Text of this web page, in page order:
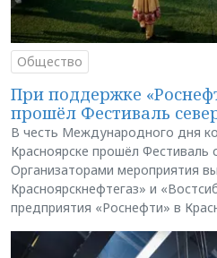
Общество
При поддержке
прошёл Фестиваль
В честь Международного дня
Красноярске прошёл Фестиваль
Организаторами мероприятия
Красноярскнефтегаз» и
предприятия «Роснефти» в